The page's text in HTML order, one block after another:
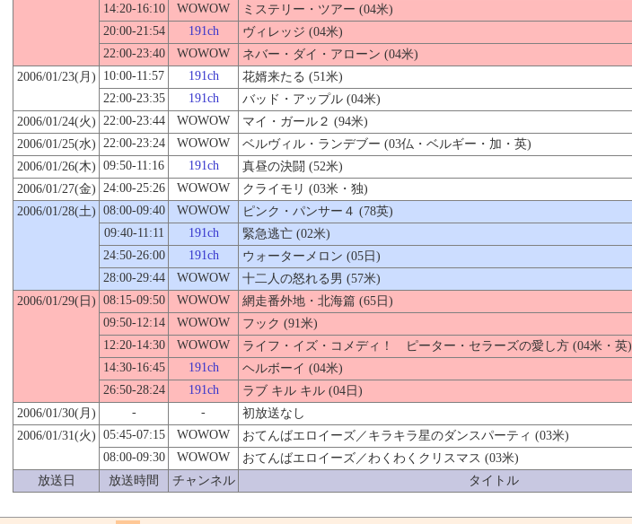
放送日 放送時間 チャンネル タイトル
14:20-16:10
WOWOW ミステリー・ツアー (04米)
20:00-21:54
191ch ヴィレッジ (04米)
22:00-23:40
WOWOW ネバー・ダイ・アローン (04米)
2006/01/23(月)
10:00-11:57 191ch 花婿来たる (51米)
22:00-23:35
191ch バッド・アップル (04米)
2006/01/24(火)
22:00-23:44 WOWOW マイ・ガール２ (94米)
2006/01/25(水) 22:00-23:24 WOWOW ベルヴィル・ランデブー (03仏・ベルギー・加・英)
2006/01/26(木) 09:50-11:16 191ch 真昼の決闘 (52米)
2006/01/27(金)
24:00-25:26 WOWOW クライモリ (03米・独)
2006/01/28(土) 08:00-09:40 WOWOW ピンク・パンサー４ (78英)
09:40-11:11
191ch 緊急逃亡 (02米)
24:50-26:00
191ch ウォーターメロン (05日)
28:00-29:44
WOWOW 十二人の怒れる男 (57米)
2006/01/29(日) 08:15-09:50 WOWOW
網走番外地・北海篇 (65日)
09:50-12:14
WOWOW フック (91米)
12:20-14:30
WOWOW ライフ・イズ・コメディ！ ピーター・セラーズの愛し方 (04米・英)
14:30-16:45
191ch ヘルボーイ (04米)
26:50-28:24
191ch
ラブ キル キル (04日)
2006/01/30(月) - -
初放送なし
2006/01/31(火) 05:45-07:15 WOWOW おてんばエロイーズ／キラキラ星のダンスパーティ (03米)
08:00-09:30
WOWOW おてんばエロイーズ／わくわくクリスマス (03米)